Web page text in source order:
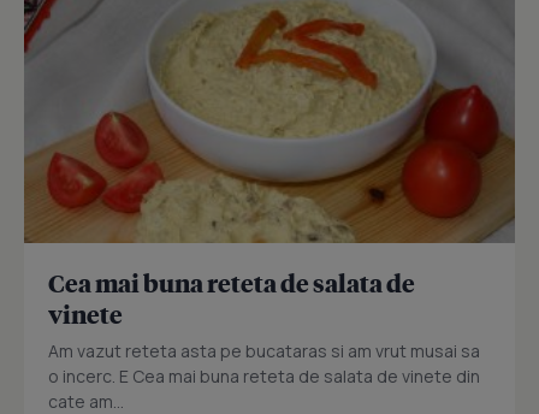
Cea mai buna reteta de salata de
vinete
Am vazut reteta asta pe bucataras si am vrut musai sa
o incerc. E Cea mai buna reteta de salata de vinete din
cate am...